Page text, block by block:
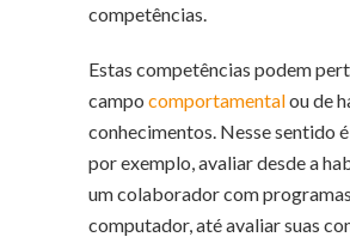
competências.
Estas competências podem
campo comportamentalou de
conhecimentos. Nesse sentido
por exemplo, avaliar desde a
um colaborador com
computador, até avaliar suas